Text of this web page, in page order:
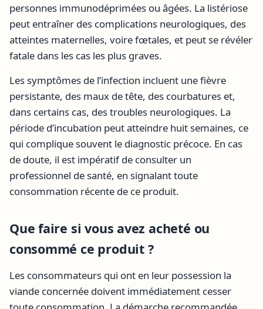
personnes immunodéprimées ou âgées. La listériose
peut entraîner des complications neurologiques, des
atteintes maternelles, voire fœtales, et peut se révéler
fatale dans les cas les plus graves.
Les symptômes de l’infection incluent une fièvre
persistante, des maux de tête, des courbatures et,
dans certains cas, des troubles neurologiques. La
période d’incubation peut atteindre huit semaines, ce
qui complique souvent le diagnostic précoce. En cas
de doute, il est impératif de consulter un
professionnel de santé, en signalant toute
consommation récente de ce produit.
Que faire si vous avez acheté ou
consommé ce produit ?
Les consommateurs qui ont en leur possession la
viande concernée doivent immédiatement cesser